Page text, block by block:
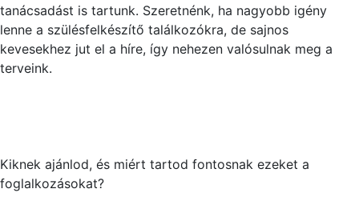
tanácsadást is tartunk. Szeretnénk, ha nagyobb igény
lenne a szülésfelkészítő találkozókra, de sajnos
kevesekhez jut el a híre, így nehezen valósulnak meg a
terveink.
Kiknek ajánlod, és miért tartod fontosnak ezeket a
foglalkozásokat?